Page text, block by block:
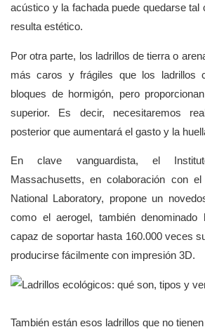
acústico y la fachada puede quedarse tal
resulta estético.
Por otra parte, los ladrillos de tierra o
más caros y frágiles que los ladrillos
bloques de hormigón, pero
superior. Es decir, necesitaremos
posterior que aumentará el gasto y la
En clave vanguardista, el
Massachusetts, en colaboración con
National Laboratory, propone un
como el aerogel, también denominado
capaz de soportar hasta 160.000 veces
producirse fácilmente con impresión 3D.
También están esos ladrillos que no